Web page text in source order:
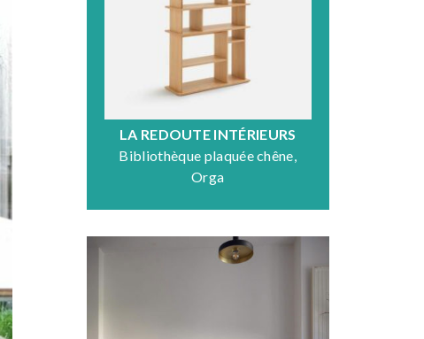
LA REDOUTE INTÉRIEURS
Bibliothèque plaquée chêne,
Orga